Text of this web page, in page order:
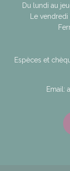
Du lundi au
Le
Espèces et
Email: